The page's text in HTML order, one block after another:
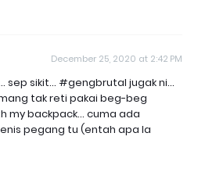
December 25, 2020 at 2:42 PM
sep sikit... #gengbrutal jugak ni...
tak reti pakai beg-beg
my backpack... cuma ada
pegang tu (entah apa la